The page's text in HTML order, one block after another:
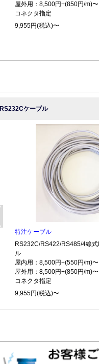
屋外用：8,500円+(850円/m)〜
コネクタ指定
9,955円(税込)〜
RS232Cケーブル
特注ケーブル
RS232C/RS422/RS485/4線
ル
屋内用：8,500円+(550円/m)〜
屋外用：8,500円+(850円/m)〜
コネクタ指定
9,955円(税込)〜